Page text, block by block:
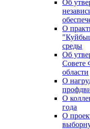
Об
О
среды
Об
Совете
области
О
О
года
О